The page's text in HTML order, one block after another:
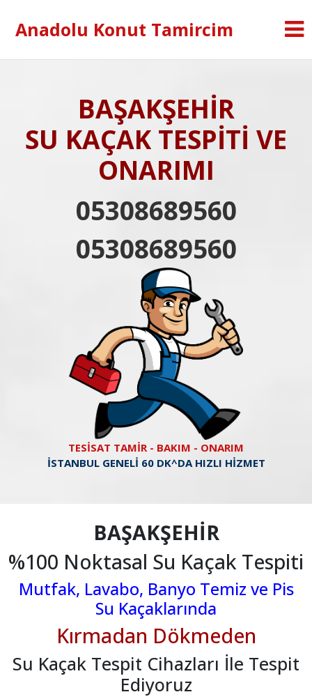
Anadolu Konut Tamircim
BAŞAKŞEHİR
SU KAÇAK TESPİTİ VE
ONARIMI
05308689560
05308689560
TESİSAT TAMİR - BAKIM - ONARIM
İSTANBUL GENELİ 60 DK^DA HIZLI HİZMET
BAŞAKŞEHİR
%100 Noktasal Su Kaçak Tespiti
Mutfak, Lavabo, Banyo Temiz ve Pis
Su Kaçaklarında
Kırmadan Dökmeden
Su Kaçak Tespit Cihazları İle Tespit
Ediyoruz